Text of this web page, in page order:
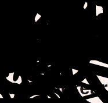
Colorear